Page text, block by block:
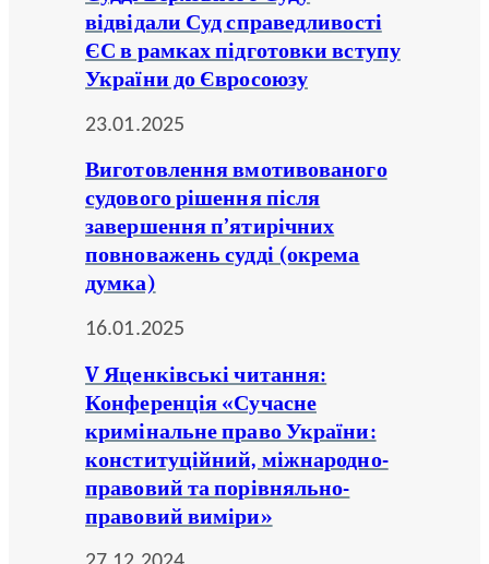
відвідали Суд справедливості
ЄС в рамках підготовки вступу
України до Євросоюзу
23.01.2025
Виготовлення вмотивованого
судового рішення після
завершення п’ятирічних
повноважень судді (окрема
думка)
16.01.2025
V Яценківські читання:
Конференція «Сучасне
кримінальне право України:
конституційний, міжнародно-
правовий та порівняльно-
правовий виміри»